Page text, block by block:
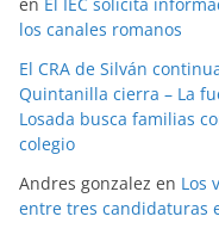
los canales romanos
El CRA de Silván
Quintanilla cierra – La
Losada busca familias
colegio
Andres gonzalez en Los
entre tres candidaturas